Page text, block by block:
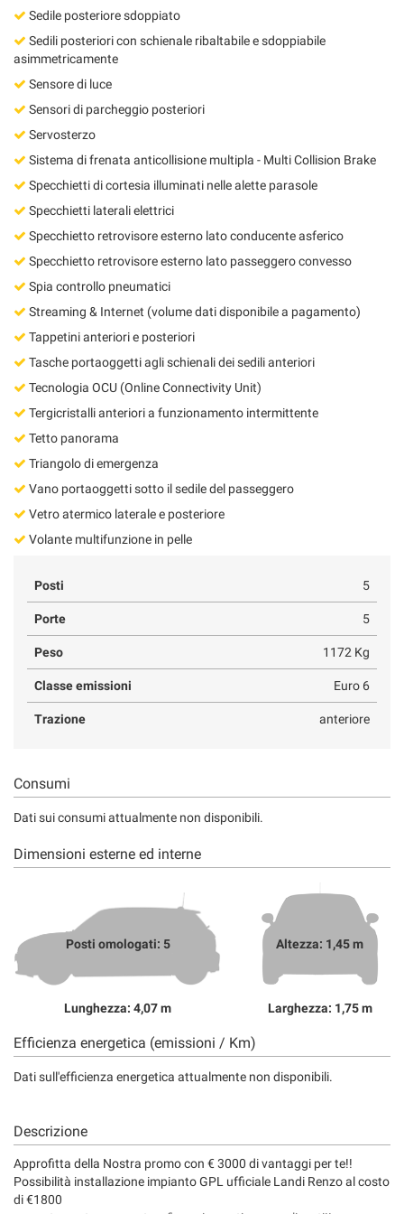
Sedile posteriore sdoppiato
Sedili posteriori con schienale ribaltabile e sdoppiabile
asimmetricamente
Sensore di luce
Sensori di parcheggio posteriori
Servosterzo
Sistema di frenata anticollisione multipla - Multi Collision Brake
Specchietti di cortesia illuminati nelle alette parasole
Specchietti laterali elettrici
Specchietto retrovisore esterno lato conducente asferico
Specchietto retrovisore esterno lato passeggero convesso
Spia controllo pneumatici
Streaming & Internet (volume dati disponibile a pagamento)
Tappetini anteriori e posteriori
Tasche portaoggetti agli schienali dei sedili anteriori
Tecnologia OCU (Online Connectivity Unit)
Tergicristalli anteriori a funzionamento intermittente
Tetto panorama
Triangolo di emergenza
Vano portaoggetti sotto il sedile del passeggero
Vetro atermico laterale e posteriore
Volante multifunzione in pelle
Posti 5
Porte 5
Peso 1172 Kg
Classe emissioni Euro 6
Trazione anteriore
Consumi
Dati sui consumi attualmente non disponibili.
Dimensioni esterne ed interne
Posti omologati: 5
Lunghezza: 4,07 m
Altezza: 1,45 m
Larghezza: 1,75 m
Efficienza energetica (emissioni / Km)
Dati sull'efficienza energetica attualmente non disponibili.
Descrizione
Approfitta della Nostra promo con € 3000 di vantaggi per te!!
Possibilità installazione impianto GPL ufficiale Landi Renzo al costo
di €1800